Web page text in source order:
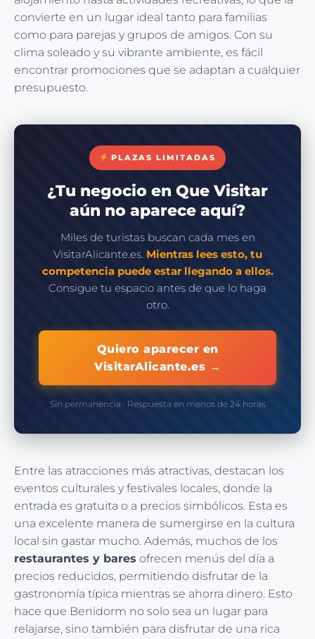
convierte en un lugar ideal tanto para familias
como para parejas y grupos de amigos. Con su
clima soleado y su vibrante ambiente, es fácil
encontrar promociones que se adaptan a cualquier
presupuesto.
PLAZAS LIMITADAS
¿Tu negocio en Que Visitar
aún no aparece aquí?
Miles de turistas buscan cada mes en
VisitarAlicante.es. Mientras lees esto, tu
competencia puede estar llegando a ellos.
Consigue tu espacio antes de que lo haga
otro.
Quiero aparecer en
VisitarAlicante.es →
Sin permanencia · Respuesta en menos de 24 horas
Entre las atracciones más atractivas, destacan los
eventos culturales y festivales locales, donde la
entrada es gratuita o a precios simbólicos. Esta es
una excelente manera de sumergirse en la cultura
local sin gastar mucho. Además, muchos de los
restaurantes y bares ofrecen menús del día a
precios reducidos, permitiendo disfrutar de la
gastronomía típica mientras se ahorra dinero. Esto
hace que Benidorm no solo sea un lugar para
relajarse, sino también para disfrutar de una rica